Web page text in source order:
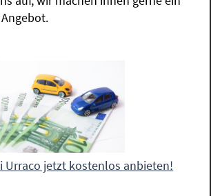
Urraco jetzt kostenlos anbieten!